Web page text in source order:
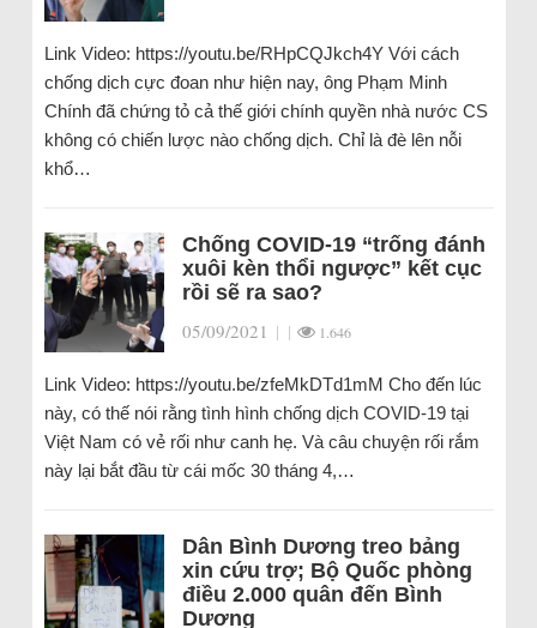
Link Video: https://youtu.be/RHpCQJkch4Y Với cách
chống dịch cực đoan như hiện nay, ông Phạm Minh
Chính đã chứng tỏ cả thế giới chính quyền nhà nước CS
không có chiến lược nào chống dịch. Chỉ là đè lên nỗi
khổ…
Chống COVID-19 “trống đánh
xuôi kèn thổi ngược” kết cục
rồi sẽ ra sao?
05/09/2021 | | 1.646
Link Video: https://youtu.be/zfeMkDTd1mM Cho đến lúc
này, có thế nói rằng tình hình chống dịch COVID-19 tại
Việt Nam có vẻ rối như canh hẹ. Và câu chuyện rối rắm
này lại bắt đầu từ cái mốc 30 tháng 4,…
Dân Bình Dương treo bảng
xin cứu trợ; Bộ Quốc phòng
điều 2.000 quân đến Bình
Dương